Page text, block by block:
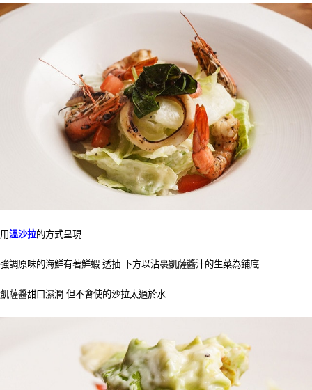
用溫沙拉的方式呈現
強調原味的海鮮有著鮮蝦 透抽 下方以沾裹凱薩醬汁的生菜為鋪底
凱薩醬甜口濕潤 但不會使的沙拉太過於水